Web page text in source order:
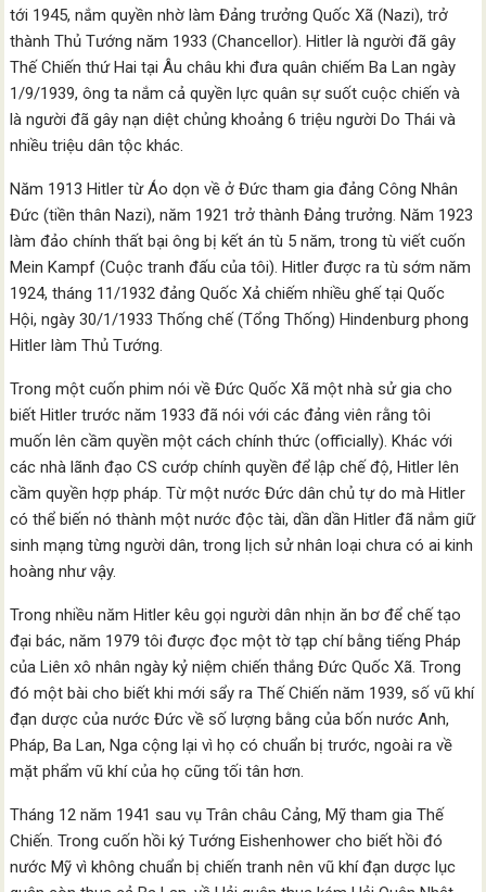
tới 1945, nắm quyền nhờ làm Đảng trưởng Quốc Xã (Nazi), trở
thành Thủ Tướng năm 1933 (Chancellor). Hitler là người đã gây
Thế Chiến thứ Hai tại Âu châu khi đưa quân chiếm Ba Lan ngày
1/9/1939, ông ta nắm cả quyền lực quân sự suốt cuộc chiến và
là người đã gây nạn diệt chủng khoảng 6 triệu người Do Thái và
nhiều triệu dân tộc khác.
Năm 1913 Hitler từ Áo dọn về ở Đức tham gia đảng Công Nhân
Đức (tiền thân Nazi), năm 1921 trở thành Đảng trưởng. Năm 1923
làm đảo chính thất bại ông bị kết án tù 5 năm, trong tù viết cuốn
Mein Kampf (Cuộc tranh đấu của tôi). Hitler được ra tù sớm năm
1924, tháng 11/1932 đảng Quốc Xả chiếm nhiều ghế tại Quốc
Hội, ngày 30/1/1933 Thống chế (Tổng Thống) Hindenburg phong
Hitler làm Thủ Tướng.
Trong một cuốn phim nói về Đức Quốc Xã một nhà sử gia cho
biết Hitler trước năm 1933 đã nói với các đảng viên rằng tôi
muốn lên cầm quyền một cách chính thức (officially). Khác với
các nhà lãnh đạo CS cướp chính quyền để lập chế độ, Hitler lên
cầm quyền hợp pháp. Từ một nước Đức dân chủ tự do mà Hitler
có thể biến nó thành một nước độc tài, dần dần Hitler đã nắm giữ
sinh mạng từng người dân, trong lịch sử nhân loại chưa có ai kinh
hoàng như vậy.
Trong nhiều năm Hitler kêu gọi người dân nhịn ăn bơ để chế tạo
đại bác, năm 1979 tôi được đọc một tờ tạp chí bằng tiếng Pháp
của Liên xô nhân ngày kỷ niệm chiến thắng Đức Quốc Xã. Trong
đó một bài cho biết khi mới sẩy ra Thế Chiến năm 1939, số vũ khí
đạn dược của nước Đức về số lượng bằng của bốn nước Anh,
Pháp, Ba Lan, Nga cộng lại vì họ có chuẩn bị trước, ngoài ra về
mặt phẩm vũ khí của họ cũng tối tân hơn.
Tháng 12 năm 1941 sau vụ Trân châu Cảng, Mỹ tham gia Thế
Chiến. Trong cuốn hồi ký Tướng Eishenhower cho biết hồi đó
nước Mỹ vì không chuẩn bị chiến tranh nên vũ khí đạn dược lục